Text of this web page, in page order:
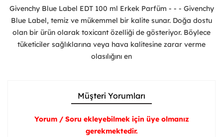
Givenchy Blue Label EDT 100 ml Erkek Parfüm - - - Givenchy
Blue Label, temiz ve mükemmel bir kalite sunar. Doğa dostu
olan bir ürün olarak toxicant özelliği de gösteriyor. Böylece
tüketiciler sağlıklarına veya hava kalitesine zarar verme
olasılığını en
Müşteri Yorumları
Yorum / Soru ekleyebilmek için üye olmanız
gerekmektedir.